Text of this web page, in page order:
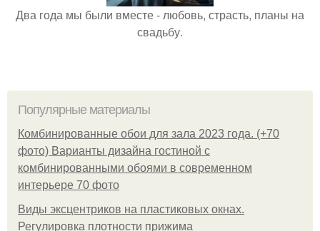
Два года мы были вместе - любовь, страсть, планы на
свадьбу.
Популярные материалы
Комбинированные обои для зала 2023 года. (+70
фото) Варианты дизайна гостиной с
комбинированными обоями в современном
интерьере 70 фото
Виды эксцентриков на пластиковых окнах.
Регулировка плотности прижима